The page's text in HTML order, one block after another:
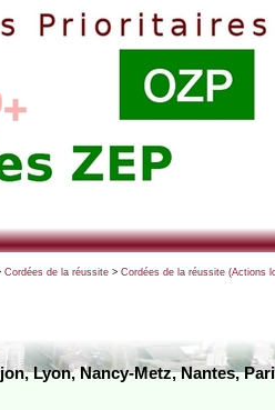
Cordées de la réussite> Cordées de la réussite (Actions
Lyon, Nancy-Metz, Nantes,